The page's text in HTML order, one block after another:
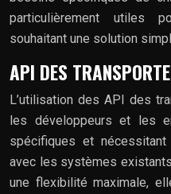
particulièrement utiles
souhaitant une solution
API DES
L’utilisation des API des
les développeurs et les
spécifiques et
avec les systèmes
une flexibilité maximale,